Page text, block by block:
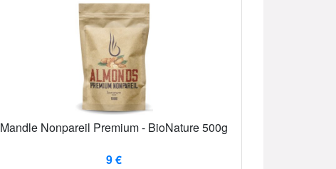
Mandle Nonpareil Premium - BioNature 500g
9 €